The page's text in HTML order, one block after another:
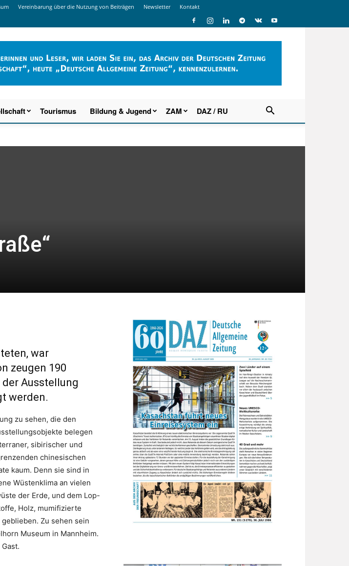
Vereinbarung über die Nutzung von Beiträgen Newsletter Kontakt
Tourismus Bildung & Jugend ZAM DAZ / RU
war
zeugen 190
Ausstellung
werden.
zu sehen, die den
belegen
sibirischer und
chinesischen
kaum. Denn sie sind in
Wüstenklima an vielen
der Erde, und dem Lop-
Holz, mumifizierte
Zu sehen sein
Museum in Mannheim.